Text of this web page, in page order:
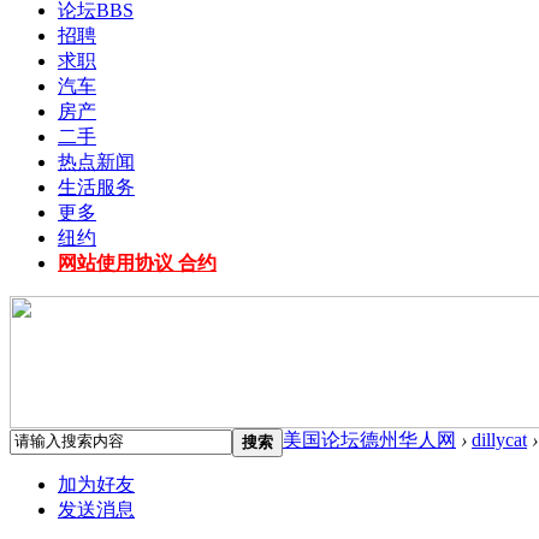
论坛BBS
招聘
求职
汽车
房产
二手
热点新闻
生活服务
更多
纽约
网站使用协议 合约
搜索 美国论坛德州华人网 › dillycat ›
加为好友
发送消息